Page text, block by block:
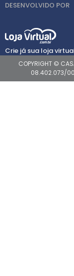
DESENVOLVIDO POR
Crie já sua loja
COPYRIGHT ©
08.402.073/